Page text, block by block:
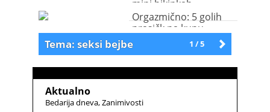
mini bikinkah
Orgazmično: 5 golih
prasičk na kupu
Starejše
1 / 5
Tema: seksi bejbe
Aktualno
Bedarija dneva Zanimivosti